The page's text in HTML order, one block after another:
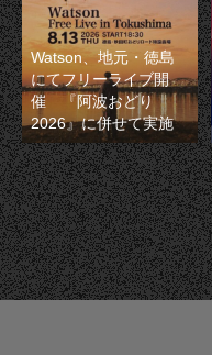
Watson、地元・徳島
にてフリーライブ開
催 『阿波おどり
2026』に併せて実施